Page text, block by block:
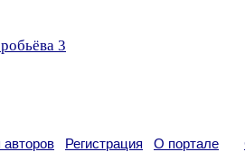
3
Регистрация О портале